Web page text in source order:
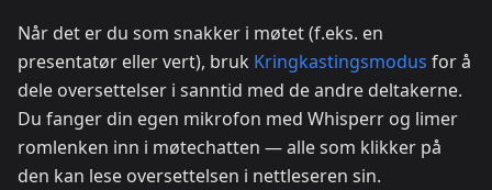
Når det er du som snakker i møtet (f.eks. en
presentatør eller vert), bruk Kringkastingsmodus for å
dele oversettelser i sanntid med de andre deltakerne.
Du fanger din egen mikrofon med Whisperr og limer
romlenken inn i møtechatten — alle som klikker på
den kan lese oversettelsen i nettleseren sin.